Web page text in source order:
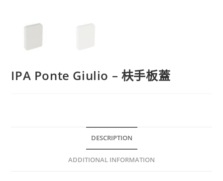
IPA Ponte Giulio – 枎手板蓋
DESCRIPTION
ADDITIONAL INFORMATION